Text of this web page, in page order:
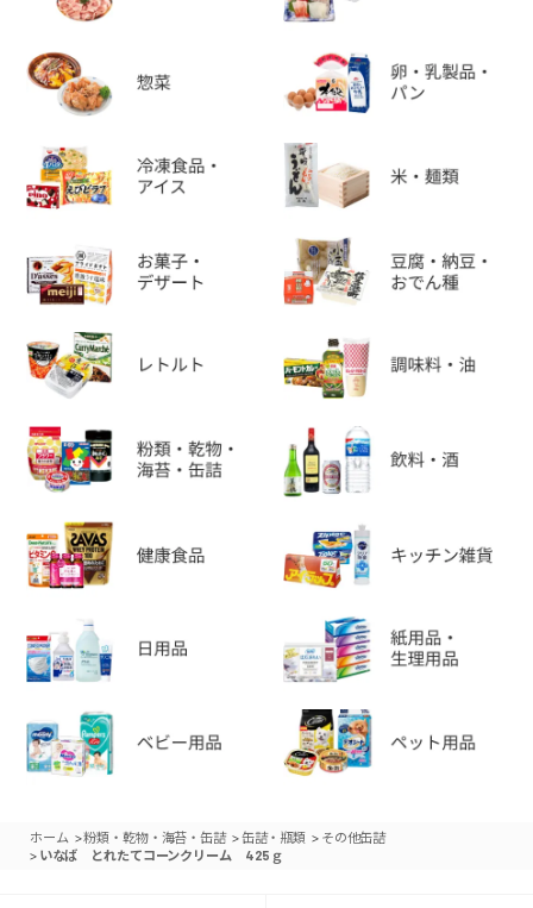
ホーム >粉類・乾物・海苔・缶詰 >缶詰・瓶類 > その他缶詰
> いなば とれたてコーンクリーム 425ｇ